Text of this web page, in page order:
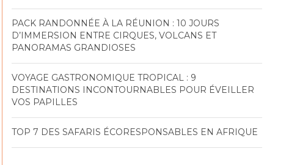
PACK RANDONNÉE À LA RÉUNION : 10 JOURS
D’IMMERSION ENTRE CIRQUES, VOLCANS ET
PANORAMAS GRANDIOSES
VOYAGE GASTRONOMIQUE TROPICAL : 9
DESTINATIONS INCONTOURNABLES POUR ÉVEILLER
VOS PAPILLES
TOP 7 DES SAFARIS ÉCORESPONSABLES EN AFRIQUE